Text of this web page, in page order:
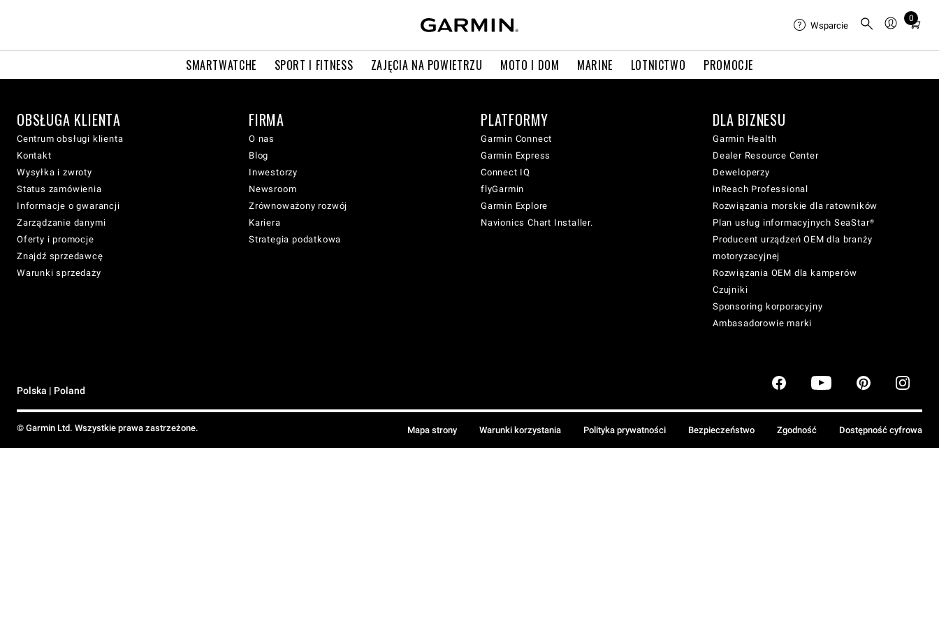
SMARTWATCHE SPORT I FITNESS ZAJĘCIA NA POWIETRZU MOTO I DOM MARINE LOTNICTWO PROMOCJE
Wsparcie
0
Total
cart:
OBSŁUGA KLIENTA
Centrum obsługi klienta
Kontakt
Wysyłka i zwroty
Status zamówienia
Informacje o gwarancji
Zarządzanie danymi
Oferty i promocje
Znajdź sprzedawcę
Warunki sprzedaży
FIRMA
O nas
Blog
Inwestorzy
Newsroom
Zrównoważony rozwój
Kariera
Strategia podatkowa
PLATFORMY
Garmin Connect
Garmin Express
Connect IQ
flyGarmin
Garmin Explore
Navionics Chart Installer.
DLA BIZNESU
Garmin Health
Dealer Resource Center
Deweloperzy
inReach Professional
Rozwiązania morskie dla ratowników
Plan usług informacyjnych SeaStar®
Producent urządzeń OEM dla branży
motoryzacyjnej
Rozwiązania OEM dla kamperów
Czujniki
Sponsoring korporacyjny
Ambasadorowie marki
Polska | Poland
© Garmin Ltd. Wszystkie prawa zastrzeżone. Mapa strony Warunki korzystania Polityka prywatności Bezpieczeństwo Zgodność Dostępność cyfrowa